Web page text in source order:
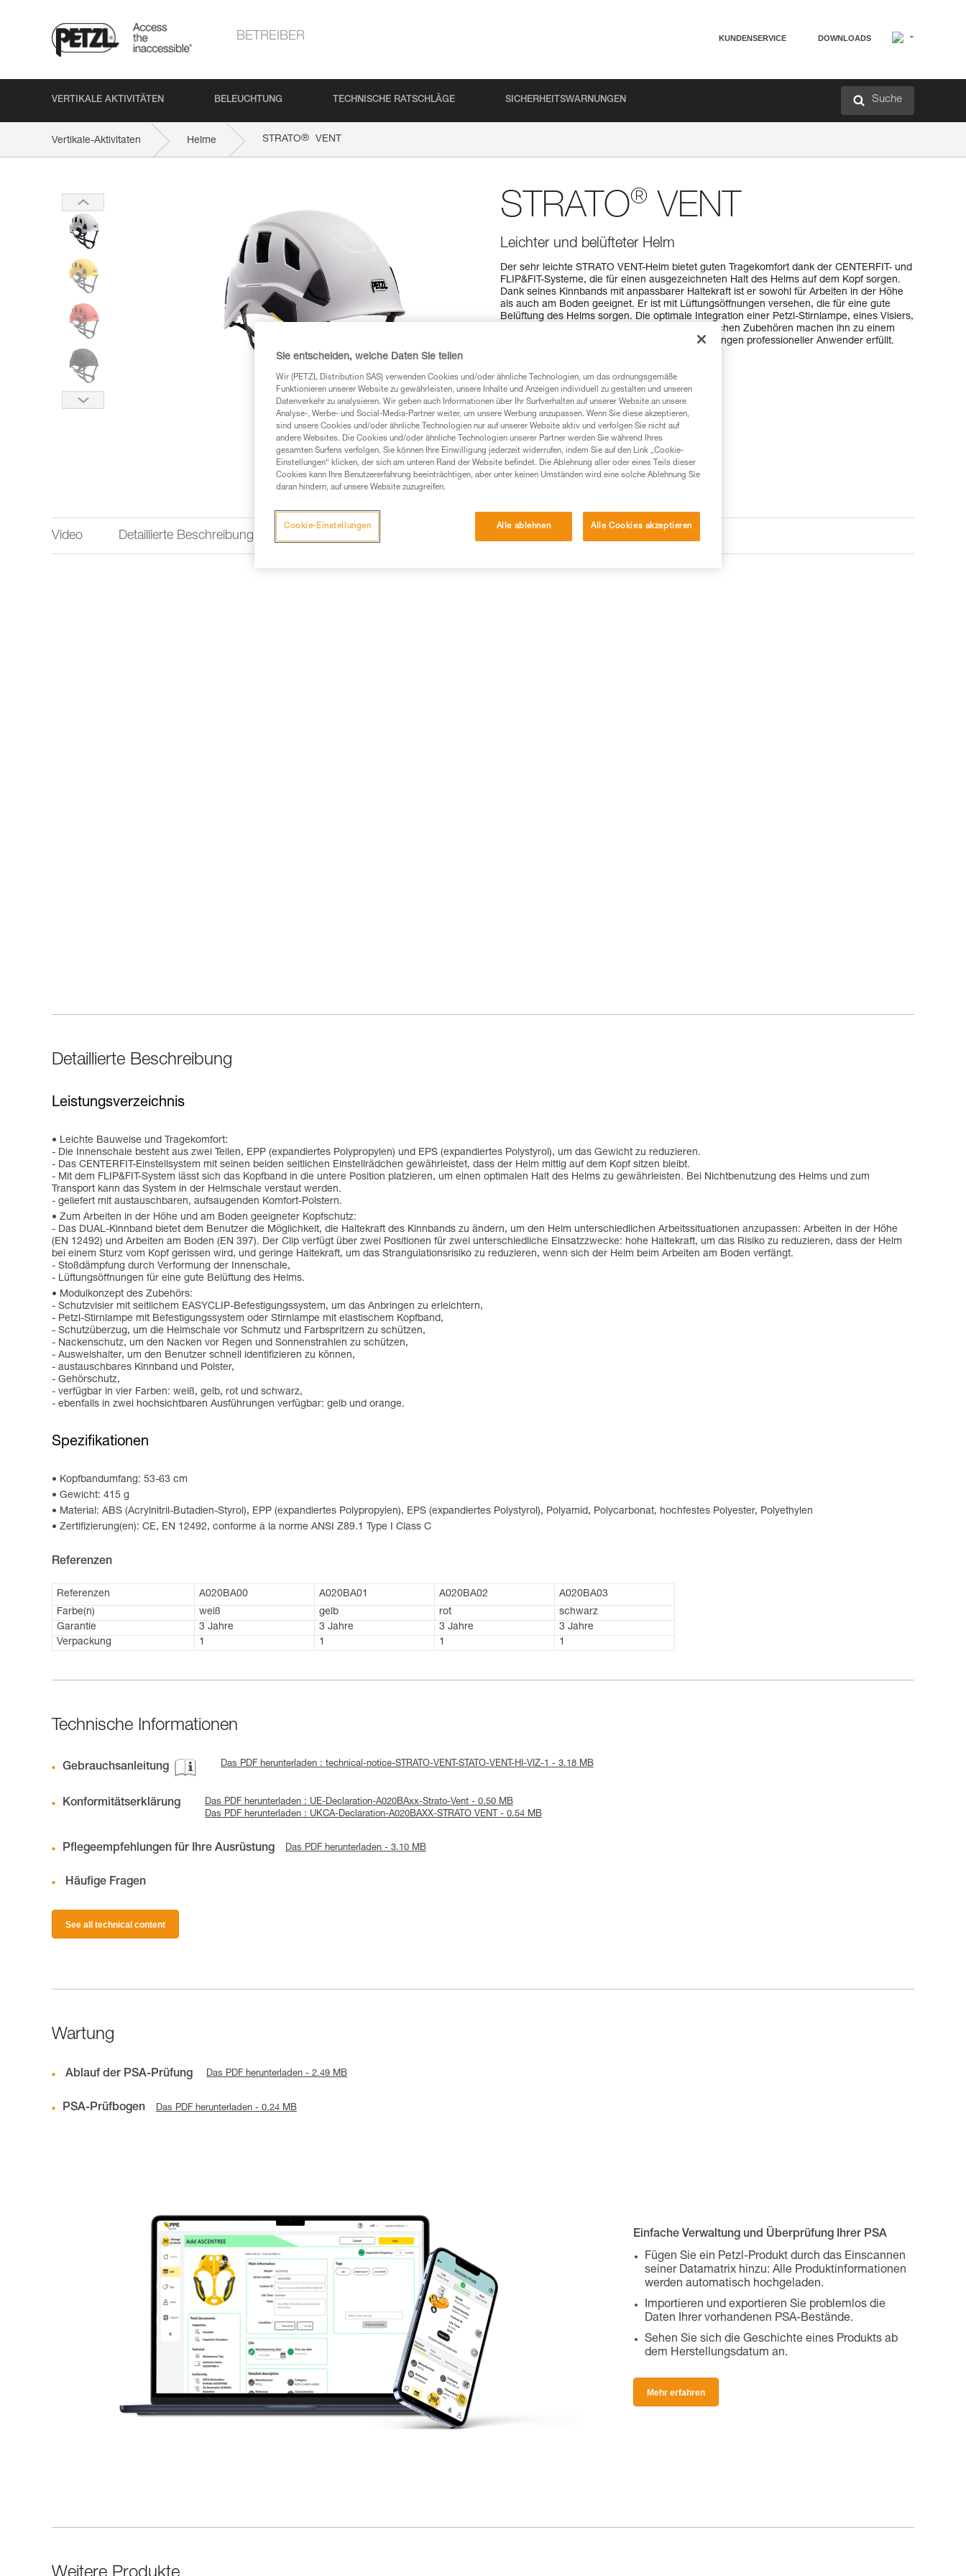
BETREIBER KUNDENSERVICE DOWNLOADS
VERTIKALE AKTIVITÄTEN BELEUCHTUNG TECHNISCHE RATSCHLÄGE SICHERHEITSWARNUNGEN Suche
Vertikale-Aktivitaten Helme STRATO® VENT
STRATO® VENT
Leichter und belüfteter Helm
Der sehr leichte STRATO VENT-Helm bietet guten Tragekomfort dank der CENTERFIT- und
FLIP&FIT-Systeme, die für einen ausgezeichneten Halt des Helms auf dem Kopf sorgen.
Dank seines Kinnbands mit anpassbarer Haltekraft ist er sowohl für Arbeiten in der Höhe
als auch am Boden geeignet. Er ist mit Lüftungsöffnungen versehen, die für eine gute
Belüftung des Helms sorgen. Die optimale Integration einer Petzl-Stirnlampe, eines Visiers,
von standardmäßigem Gehörschutz und zahlreichen Zubehören machen ihn zu einem
modularen Helm, der die zusätzlichen Anforderungen professioneller Anwender erfüllt.
Einen Händler finden
Video Detaillierte Beschreibung
Detaillierte Beschreibung
Leistungsverzeichnis
Leichte Bauweise und Tragekomfort:
- Die Innenschale besteht aus zwei Teilen, EPP (expandiertes Polypropylen) und EPS (expandiertes Polystyrol), um das Gewicht zu reduzieren.
- Das CENTERFIT-Einstellsystem mit seinen beiden seitlichen Einstellrädchen gewährleistet, dass der Helm mittig auf dem Kopf sitzen bleibt.
- Mit dem FLIP&FIT-System lässt sich das Kopfband in die untere Position platzieren, um einen optimalen Halt des Helms zu gewährleisten. Bei Nichtbenutzung des Helms und zum
Transport kann das System in der Helmschale verstaut werden.
- geliefert mit austauschbaren, aufsaugenden Komfort-Polstern.
Zum Arbeiten in der Höhe und am Boden geeigneter Kopfschutz:
- Das DUAL-Kinnband bietet dem Benutzer die Möglichkeit, die Haltekraft des Kinnbands zu ändern, um den Helm unterschiedlichen Arbeitssituationen anzupassen: Arbeiten in der Höhe
(EN 12492) und Arbeiten am Boden (EN 397). Der Clip verfügt über zwei Positionen für zwei unterschiedliche Einsatzzwecke: hohe Haltekraft, um das Risiko zu reduzieren, dass der Helm
bei einem Sturz vom Kopf gerissen wird, und geringe Haltekraft, um das Strangulationsrisiko zu reduzieren, wenn sich der Helm beim Arbeiten am Boden verfängt.
- Stoßdämpfung durch Verformung der Innenschale,
- Lüftungsöffnungen für eine gute Belüftung des Helms.
Modulkonzept des Zubehörs:
- Schutzvisier mit seitlichem EASYCLIP-Befestigungssystem, um das Anbringen zu erleichtern,
- Petzl-Stirnlampe mit Befestigungssystem oder Stirnlampe mit elastischem Kopfband,
- Schutzüberzug, um die Helmschale vor Schmutz und Farbspritzern zu schützen,
- Nackenschutz, um den Nacken vor Regen und Sonnenstrahlen zu schützen,
- Ausweishalter, um den Benutzer schnell identifizieren zu können,
- austauschbares Kinnband und Polster,
- Gehörschutz,
- verfügbar in vier Farben: weiß, gelb, rot und schwarz,
- ebenfalls in zwei hochsichtbaren Ausführungen verfügbar: gelb und orange.
Spezifikationen
Kopfbandumfang: 53-63 cm
Gewicht: 415 g
Material: ABS (Acrylnitril-Butadien-Styrol), EPP (expandiertes Polypropylen), EPS (expandiertes Polystyrol), Polyamid, Polycarbonat, hochfestes Polyester, Polyethylen
Zertifizierung(en): CE, EN 12492, conforme à la norme ANSI Z89.1 Type I Class C
Referenzen
Referenzen A020BA00 A020BA01 A020BA02
A020BA03
Farbe(n)
weiß gelb rot
schwarz
Garantie
3 Jahre 3 Jahre 3 Jahre
3 Jahre
Verpackung
1 1 1 1
Technische Informationen
Gebrauchsanleitung Das PDF herunterladen : technical-notice-STRATO-VENT-STATO-VENT-HI-VIZ-1 - 3.18 MB
Konformitätserklärung
Das PDF herunterladen : UE-Declaration-A020BAxx-Strato-Vent - 0.50 MB
Das PDF herunterladen : UKCA-Declaration-A020BAXX-STRATO VENT - 0.54 MB
Pflegeempfehlungen für Ihre Ausrüstung Das PDF herunterladen - 3.10 MB
Häufige Fragen
See all technical content
Wartung
Ablauf der PSA-Prüfung Das PDF herunterladen - 2.49 MB
PSA-Prüfbogen Das PDF herunterladen - 0.24 MB
Einfache Verwaltung und Überprüfung Ihrer PSA
Fügen Sie ein Petzl-Produkt durch das Einscannen
seiner Datamatrix hinzu: Alle Produktinformationen
werden automatisch hochgeladen.
Importieren und exportieren Sie problemlos die
Daten Ihrer vorhandenen PSA-Bestände.
Sehen Sie sich die Geschichte eines Produkts ab
dem Herstellungsdatum an.
Mehr erfahren
Sie entscheiden, welche Daten Sie teilen
Wir (PETZL Distribution SAS) verwenden Cookies und/oder ähnliche Technologien, um das ordnungsgemäße
Funktionieren unserer Website zu gewährleisten, unsere Inhalte und Anzeigen individuell zu gestalten und unseren
Datenverkehr zu analysieren. Wir geben auch Informationen über Ihr Surfverhalten auf unserer Website an unsere
Analyse-, Werbe- und Social-Media-Partner weiter, um unsere Werbung anzupassen. Wenn Sie diese akzeptieren,
sind unsere Cookies und/oder ähnliche Technologien nur auf unserer Website aktiv und verfolgen Sie nicht auf
andere Websites. Die Cookies und/oder ähnliche Technologien unserer Partner werden Sie während Ihres
gesamten Surfens verfolgen. Sie können Ihre Einwilligung jederzeit widerrufen, indem Sie auf den Link „Cookie-
Einstellungen“ klicken, der sich am unteren Rand der Website befindet. Die Ablehnung aller oder eines Teils dieser
Cookies kann Ihre Benutzererfahrung beeinträchtigen, aber unter keinen Umständen wird eine solche Ablehnung Sie
daran hindern, auf unsere Website zuzugreifen.
Alle ablehnen Alle Cookies akzeptieren
Cookie-Einstellungen